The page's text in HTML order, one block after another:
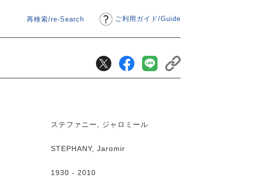
ご利用ガイド/Guide
再検索/re-Search
ステファニー, ジャロミール
STEPHANY, Jaromir
1930 - 2010